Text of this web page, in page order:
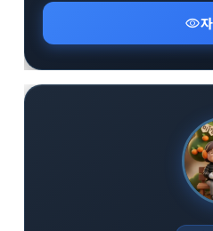
신속한 분석을 만나볼 수 있는 경
visibility